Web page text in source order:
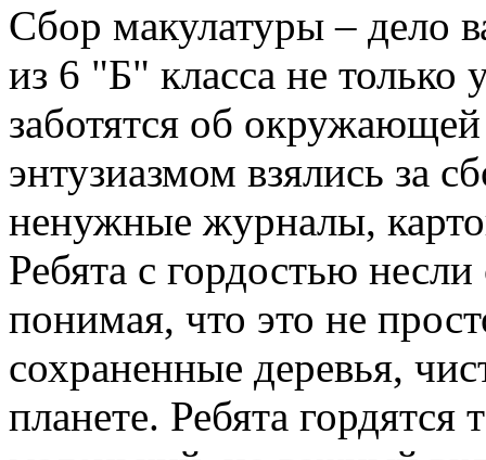
Сбор макулатуры – дело
из 6 "Б" класса не только
заботятся об
энтузиазмом взялись за
ненужные журналы,
Ребята с гордостью
понимая, что это не
сохраненные деревья,
планете. Ребята